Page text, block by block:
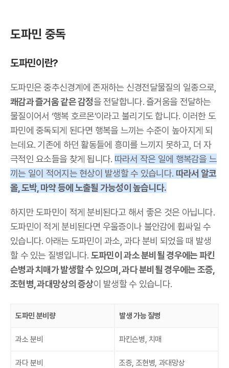
도파민 중독
도파민이란?
도파민은 중추신경계에 존재하는 신경전달물질의 일종으로,
쾌감과 즐거움 같은 감정을 전달합니다. 즐거움을 전달하는
물질이어서 ‘행복 호르몬’이라고 불리기도 합니다. 이러한 도
파민에 중독되게 된다면 행복을 느끼는 수준이 높아지게 되
는데요. 기존에 하던 활동들에 흥미를 느끼지 못하고, 더 자
극적인 요소들을 찾게 됩니다. 따라서 작은 일에 행복감을 느
끼는 일이 적어지는 현상이 발생할 수 있습니다. 따라서 알코
올, 도박, 마약 등에 노출될 가능성이 높습니다.
하지만 도파민이 적게 분비된다고 해서 좋은 것은 아닙니다.
도파민이 적게 분비된다면 우울증이나 불안감에 휩싸일 수
있습니다. 아래는 도파민이 과소, 과다 분비 되었을 때 발생
할 수 있는 질병입니다. 도파민이 과소 분비될 경우에는 파킨
슨병과 치매가 발생할 수 있으며, 과다 분비될 경우에는 조증,
조현병, 과대망상의 증상이 발생할 수 있습니다.
도파민 분비량 발생 가능 질병
과소 분비 파킨슨병, 치매
과다 분비 조증, 조현병, 과대망상